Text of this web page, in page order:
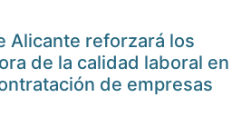
Alicante reforzará los
de la calidad laboral en
de empresas